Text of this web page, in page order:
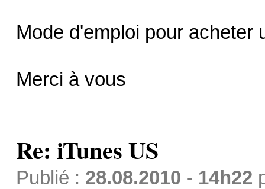
Mode d'emploi pour acheter
Merci à vous
Re: iTunes US
Publié : 28.08.2010 - 14h22